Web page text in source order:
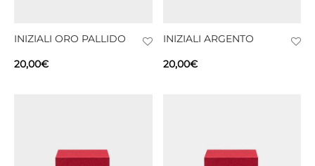
INIZIALI ORO PALLIDO
20,00€
INIZIALI ARGENTO
20,00€